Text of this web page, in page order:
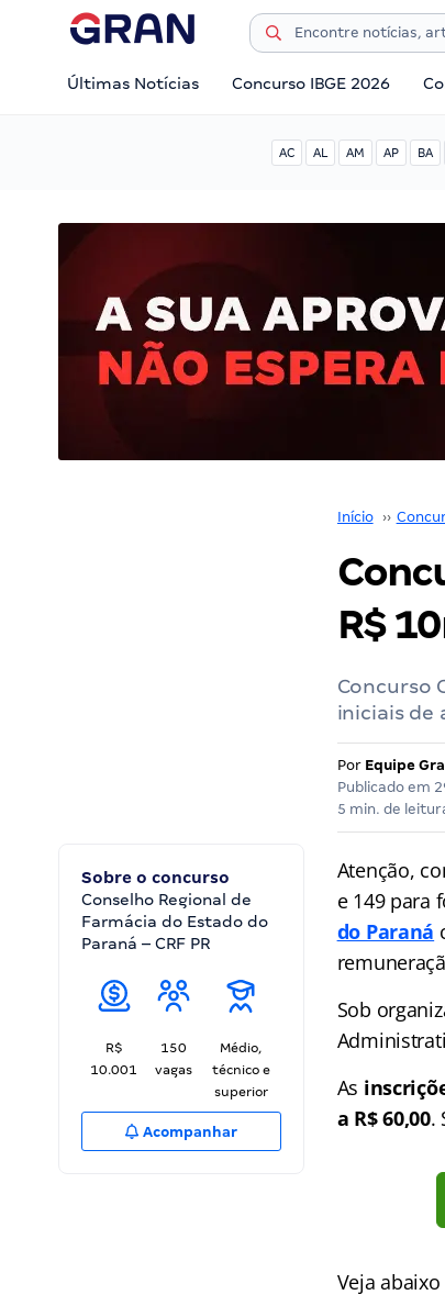
Últimas Notícias Concurso IBGE 2026
AC AL AM AP BA
Início ››
R$
Concurso
iniciais de
Por Equipe
Publicado em
5 min. de
Sobre o concurso
Conselho Regional de
Farmácia do Estado do
Paraná – CRF PR
R$
10.001
150
vagas
Médio,
técnico e
superior
Acompanhar
Atenção,
e 149 para
do Paraná
Sob
As
a R$ 60,00.
Veja